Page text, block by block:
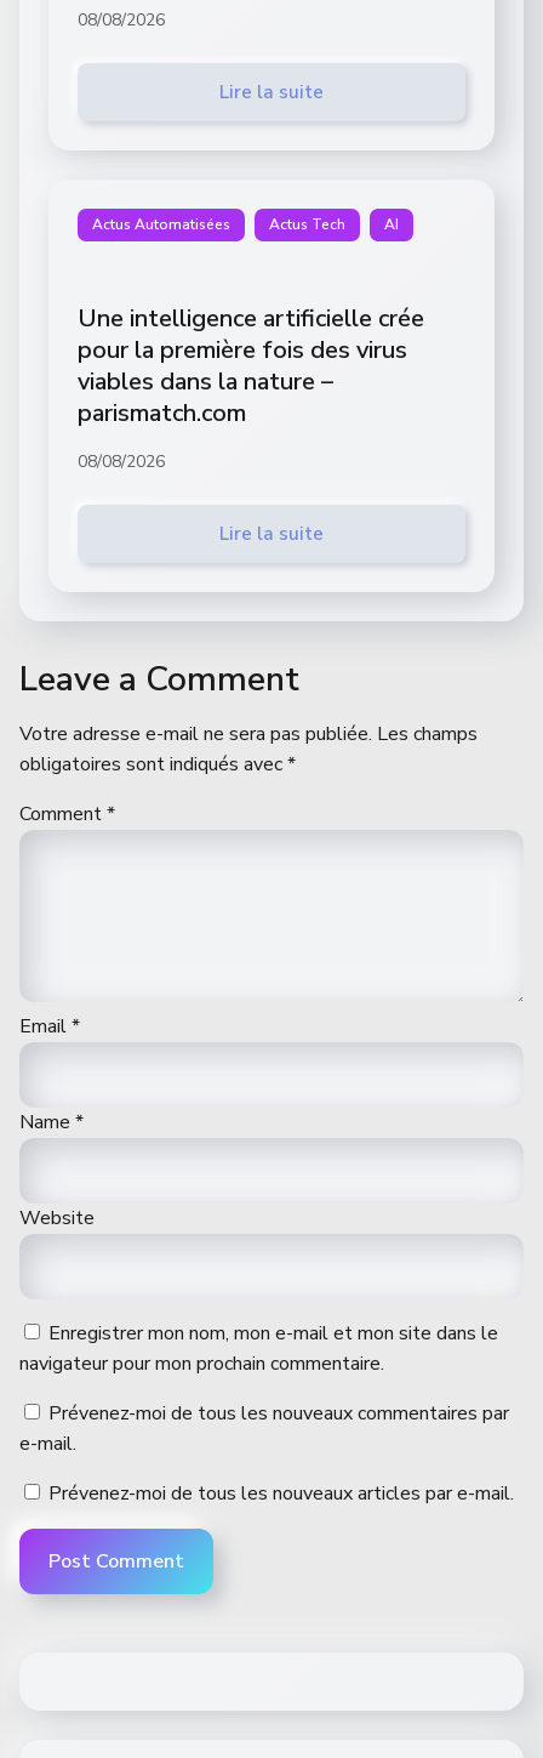
08/08/2026
Lire la suite
Actus Automatisées Actus Tech AI
Une intelligence artificielle crée
pour la première fois des virus
viables dans la nature –
parismatch.com
08/08/2026
Lire la suite
Leave a Comment
Votre adresse e-mail ne sera pas publiée. Les champs
obligatoires sont indiqués avec*
Comment*
Email*
Name *
Website
Enregistrer mon nom, mon e-mail et mon site dans le
navigateur pour mon prochain commentaire.
Prévenez-moi de tous les nouveaux commentaires par
e-mail.
Prévenez-moi de tous les nouveaux articles par e-mail.